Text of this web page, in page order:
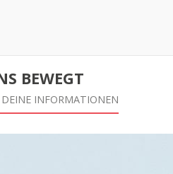
BEWEGT
INFORMATIONEN